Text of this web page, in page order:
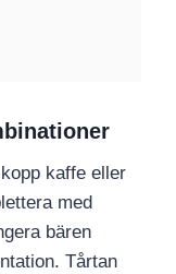
kaffe eller
med
bären
Tårtan